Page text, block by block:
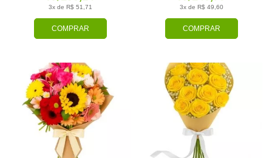
COMPRAR
3x de R$ 51,71
COMPRAR
3x de R$ 49,60